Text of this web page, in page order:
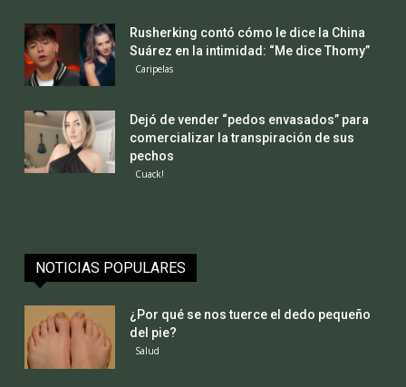
Rusherking contó cómo le dice la China
Suárez en la intimidad: “Me dice Thomy”
Caripelas
Dejó de vender “pedos envasados” para
comercializar la transpiración de sus
pechos
Cuack!
NOTICIAS POPULARES
¿Por qué se nos tuerce el dedo pequeño
del pie?
Salud